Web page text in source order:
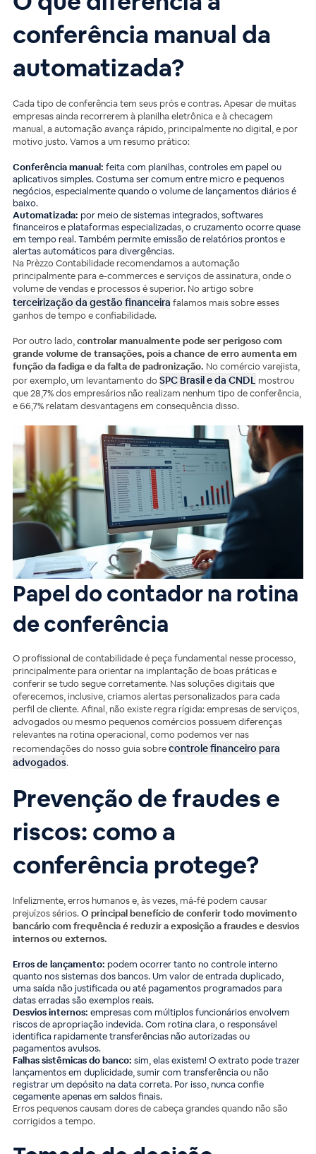
conferência manual da
automatizada?
Cada tipo de conferência tem seus prós e contras. Apesar de muitas
empresas ainda recorrerem à planilha eletrônica e à checagem
manual, a automação avança rápido, principalmente no digital, e por
motivo justo. Vamos a um resumo prático:
Conferência manual: feita com planilhas, controles em papel ou
aplicativos simples. Costuma ser comum entre micro e pequenos
negócios, especialmente quando o volume de lançamentos diários é
baixo.
Automatizada: por meio de sistemas integrados, softwares
financeiros e plataformas especializadas, o cruzamento ocorre quase
em tempo real. Também permite emissão de relatórios prontos e
alertas automáticos para divergências.
Na Prèzzo Contabilidade recomendamos a automação
principalmente para e-commerces e serviços de assinatura, onde o
volume de vendas e processos é superior. No artigo sobre
terceirização da gestão financeira falamos mais sobre esses
ganhos de tempo e confiabilidade.
Por outro lado,controlar manualmente pode ser perigoso com
grande volume de transações, pois a chance de erro aumenta em
função da fadiga e da falta de padronização. No comércio varejista,
por exemplo, um levantamento doSPC Brasil e da CNDL mostrou
que 28,7% dos empresários não realizam nenhum tipo de conferência,
e 66,7% relatam desvantagens em consequência disso.
Papel do contador na rotina
de conferência
O profissional de contabilidade é peça fundamental nesse processo,
principalmente para orientar na implantação de boas práticas e
conferir se tudo segue corretamente. Nas soluções digitais que
oferecemos, inclusive, criamos alertas personalizados para cada
perfil de cliente. Afinal, não existe regra rígida: empresas de serviços,
advogados ou mesmo pequenos comércios possuem diferenças
relevantes na rotina operacional, como podemos ver nas
recomendações do nosso guia sobrecontrole financeiro para
advogados.
Prevenção de fraudes e
riscos: como a
conferência protege?
Infelizmente, erros humanos e, às vezes, má-fé podem causar
prejuízos sérios.O principal benefício de conferir todo movimento
bancário com frequência é reduzir a exposição a fraudes e desvios
internos ou externos.
Erros de lançamento: podem ocorrer tanto no controle interno
quanto nos sistemas dos bancos. Um valor de entrada duplicado,
uma saída não justificada ou até pagamentos programados para
datas erradas são exemplos reais.
Desvios internos: empresas com múltiplos funcionários envolvem
riscos de apropriação indevida. Com rotina clara, o responsável
identifica rapidamente transferências não autorizadas ou
pagamentos avulsos.
Falhas sistêmicas do banco: sim, elas existem! O extrato pode trazer
lançamentos em duplicidade, sumir com transferência ou não
registrar um depósito na data correta. Por isso, nunca confie
cegamente apenas em saldos finais.
Erros pequenos causam dores de cabeça grandes quando não são
corrigidos a tempo.